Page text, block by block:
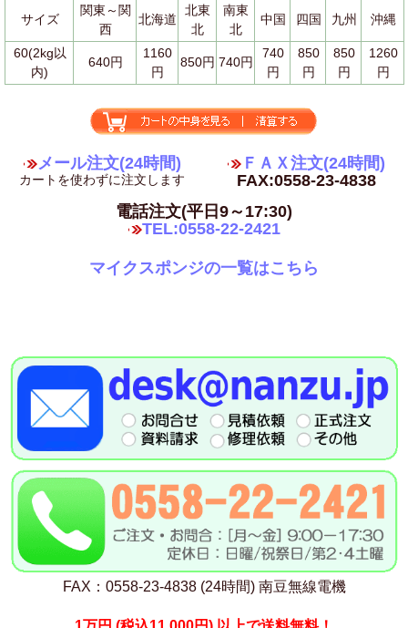
サイズ
関東～関
西
北海道
北東
北
南東
北
中国 四国 九州 沖縄
60(2kg以
内)
640円
1160
円
850円 740円
740
円
850
円
850
円
1260
円
メール注文(24時間)
カートを使わずに注文します
ＦＡＸ注文(24時間)
FAX:0558-23-4838
電話注文(平日9～17:30)
TEL:0558-22-2421
マイクスポンジの一覧はこちら
FAX：0558-23-4838 (24時間) 南豆無線電機